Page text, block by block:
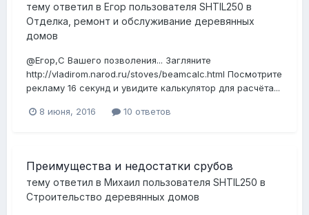
тему ответил в Егор пользователя SHTIL250 в
Отделка, ремонт и обслуживание деревянных
домов
@Егор,С Вашего позволения... Загляните
http://vladirom.narod.ru/stoves/beamcalc.html Посмотрите
рекламу 16 секунд и увидите калькулятор для расчёта...
8 июня, 2016 10 ответов
Преимущества и недостатки срубов
тему ответил в Михаил пользователя SHTIL250 в
Строительство деревянных домов